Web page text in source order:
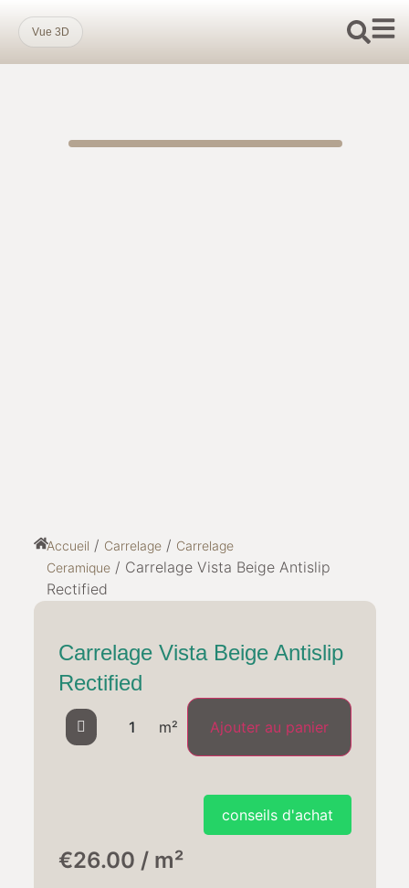
Vue 3D
Accueil / Carrelage / Carrelage
Ceramique / Carrelage Vista Beige Antislip
Rectified
Carrelage Vista Beige Antislip
Rectified
conseils d'achat
€26.00